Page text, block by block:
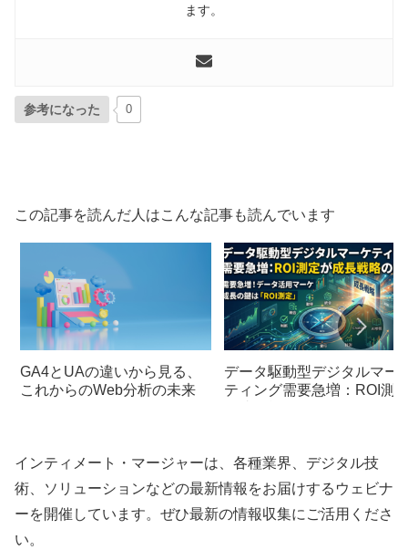
ます。
参考になった 0
この記事を読んだ人はこんな記事も読んでいます
GA4とUAの違いから見る、
これからのWeb分析の未来
データ駆動型デジタルマー
ティング需要急増：ROI測
インティメート・マージャーは、各種業界、デジタル技
術、ソリューションなどの最新情報をお届けするウェビナ
ーを開催しています。ぜひ最新の情報収集にご活用くださ
い。